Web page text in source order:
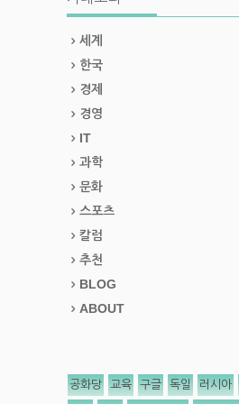
세계
한국
경제
경영
IT
과학
문화
스포츠
칼럼
추천
BLOG
ABOUT
공화당 교육 구글 독일 러시아